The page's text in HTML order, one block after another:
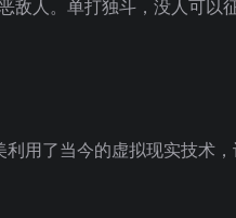
敌人。单打独斗，没人可以
用了当今的虚拟现实技术